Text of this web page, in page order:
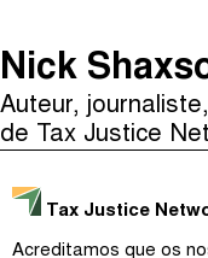
Procurar
Nick
Auteur,
de Tax Justice
Tax Justice
Acreditamos que os